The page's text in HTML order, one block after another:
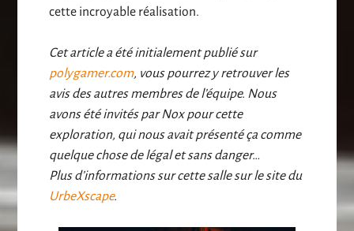
cette incroyable réalisation.
Cet article a été initialement publié sur
polygamer.com, vous pourrez y retrouver les
avis des autres membres de l’équipe. Nous
avons été invités par Nox pour cette
exploration, qui nous avait présenté ça comme
quelque chose de légal et sans danger…
Plus d’informations sur cette salle sur le site du
UrbeXscape.